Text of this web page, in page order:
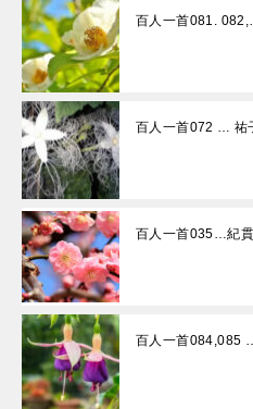
百人一首081.
百人一首072 … 祐
百人一首035…紀
百人一首084,085